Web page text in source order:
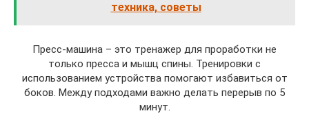
техника, советы
Пресс-машина – это тренажер для проработки не
только пресса и мышц спины. Тренировки с
использованием устройства помогают избавиться от
боков. Между подходами важно делать перерыв по 5
минут.